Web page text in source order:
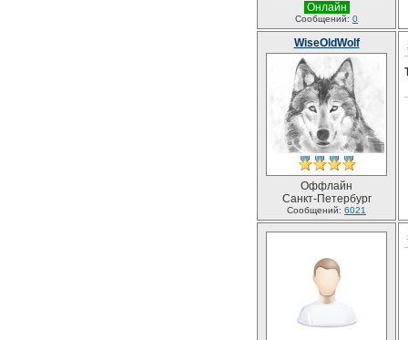
Онлайн
Сообщений: 0
WiseOldWolf
Оффлайн
Санкт-Петербург
Сообщений: 6021